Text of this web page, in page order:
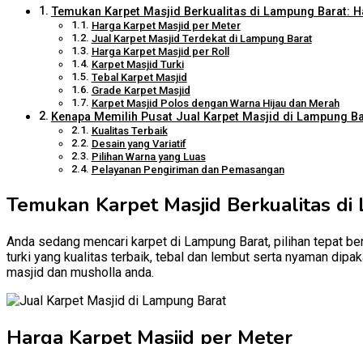
Temukan Karpet Masjid Berkualitas di Lampung Barat:
Harga Karpet Masjid per Meter
Jual Karpet Masjid Terdekat di Lampung Barat
Harga Karpet Masjid per Roll
Karpet Masjid Turki
Tebal Karpet Masjid
Grade Karpet Masjid
Karpet Masjid Polos dengan Warna Hijau dan Merah
Kenapa Memilih Pusat Jual Karpet Masjid di Lampung
Kualitas Terbaik
Desain yang Variatif
Pilihan Warna yang Luas
Pelayanan Pengiriman dan Pemasangan
Temukan Karpet Masjid Berkualitas
Anda sedang mencari karpet di Lampung Barat, pilihan tepat
turki yang kualitas terbaik, tebal dan lembut serta nyaman
masjid dan musholla anda.
Harga Karpet Masjid per Meter